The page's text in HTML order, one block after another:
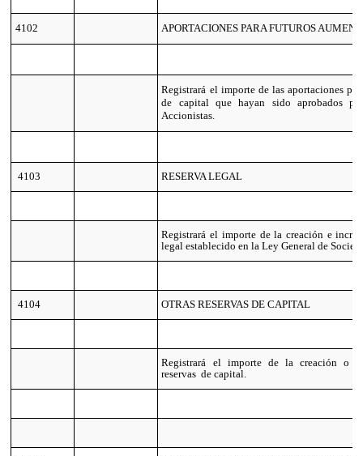
4102 APORTACIONES PARA FUTUROS
Registrará el importe de las aportaciones
de capital que hayan sido aprobados
Accionistas.
4103 RESERVA LEGAL
Registrará el importe de la creación e
legal establecido en la Ley General de
4104 OTRAS RESERVAS DE CAPITAL
Registrará el importe de la creación o
reservas de capital.